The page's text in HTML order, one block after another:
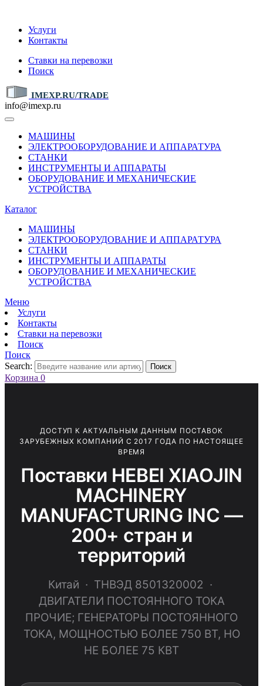
Услуги
Контакты
Ставки на перевозки
Поиск
IMEXP.RU/TRADE
info@imexp.ru
МАШИНЫ
ЭЛЕКТРООБОРУДОВАНИЕ И АППАРАТУРА
СТАНКИ
ИНСТРУМЕНТЫ И АППАРАТЫ
ОБОРУДОВАНИЕ И МЕХАНИЧЕСКИЕ
УСТРОЙСТВА
Каталог
МАШИНЫ
ЭЛЕКТРООБОРУДОВАНИЕ И АППАРАТУРА
СТАНКИ
ИНСТРУМЕНТЫ И АППАРАТЫ
ОБОРУДОВАНИЕ И МЕХАНИЧЕСКИЕ
УСТРОЙСТВА
Меню
Услуги
Контакты
Ставки на перевозки
Поиск
Поиск
Search:
Поиск
Корзина 0
ДОСТУП К АКТУАЛЬНЫМ ДАННЫМ ПОСТАВОК
ЗАРУБЕЖНЫХ КОМПАНИЙ С 2017 ГОДА ПО НАСТОЯЩЕЕ
ВРЕМЯ
Поставки HEBEI XIAOJIN
MACHINERY
MANUFACTURING INC —
200+ стран и
территорий
Китай · ТНВЭД 8501320002 ·
ДВИГАТЕЛИ ПОСТОЯННОГО ТОКА
ПРОЧИЕ; ГЕНЕРАТОРЫ ПОСТОЯННОГО
ТОКА, МОЩНОСТЬЮ БОЛЕЕ 750 ВТ, НО
НЕ БОЛЕЕ 75 КВТ